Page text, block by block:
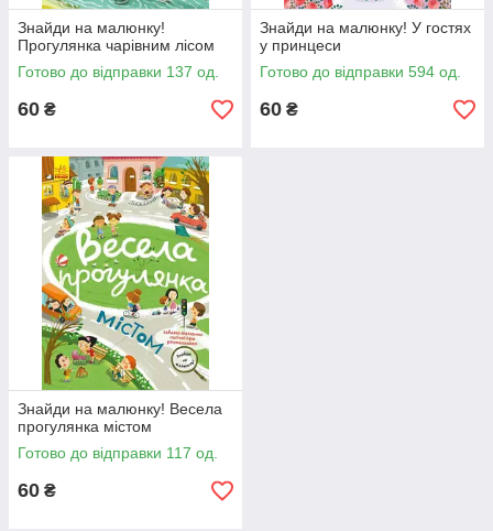
Знайди на малюнку!
Прогулянка чарівним лісом
Готово до відправки 137 од.
60 ₴
Знайди на малюнку! У гостях
у принцеси
Готово до відправки 594 од.
60 ₴
Знайди на малюнку! Весела
прогулянка містом
Готово до відправки 117 од.
60 ₴